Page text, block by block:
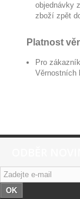
objednávky
zboží zpět
Platnost
Pro
Věrnostních
OK